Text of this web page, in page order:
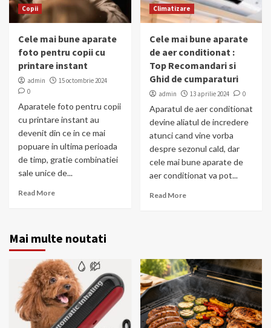
Copii
Cele mai bune aparate
foto pentru copii cu
printare instant
admin
15 octombrie 2024
0
Aparatele foto pentru copii
cu printare instant au
devenit din ce in ce mai
popuare in ultima perioada
de timp, gratie combinatiei
sale unice de...
Read More
Climatizare
Cele mai bune aparate
de aer conditionat :
Top Recomandari si
Ghid de cumparaturi
admin 13 aprilie 2024 0
Aparatul de aer conditionat
devine aliatul de incredere
atunci cand vine vorba
despre sezonul cald, dar
cele mai bune aparate de
aer conditionat va pot...
Read More
Mai multe noutati